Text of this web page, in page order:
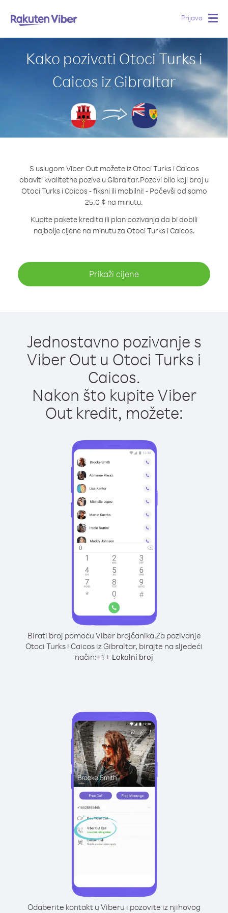
Prijava
Kako pozivati Otoci Turks i
Caicos iz Gibraltar
S uslugom Viber Out možete iz Otoci Turks i Caicos
obaviti kvalitetne pozive u Gibraltar.Pozovi bilo koji broj u
Otoci Turks i Caicos - fiksni ili mobilni! - Počevši od samo
25.0 ¢ na minutu.
Kupite pakete kredita ili plan pozivanja da bi dobili
najbolje cijene na minutu za Otoci Turks i Caicos.
Prikaži cijene
Jednostavno pozivanje s
Viber Out u Otoci Turks i
Caicos.
Nakon što kupite Viber
Out kredit, možete:
Birati broj pomoću Viber brojčanika.Za pozivanje
Otoci Turks i Caicos iz Gibraltar, birajte na sljedeći
način:+1 + Lokalni broj
Odaberite kontakt u Viberu i pozovite iz njihovog